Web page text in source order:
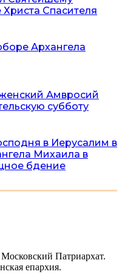
Спасителя
Архангела
Амвросий
субботу
в Иерусалим в
Михаила в
бдение
Патриархат.
епархия.